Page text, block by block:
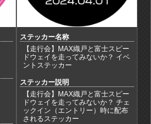
ステッカー名称
【走行会】MAX織戸と富士スピー
ドウェイを走ってみないか？ イベ
ントステッカー
ステッカー説明
【走行会】MAX織戸と富士スピー
ドウェイを走ってみないか？ チェ
ックイン（エントリー）時に配布
されるステッカー